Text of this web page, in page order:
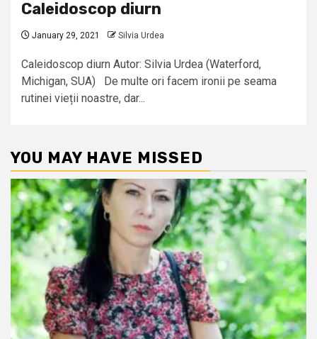
Caleidoscop diurn
January 29, 2021 Silvia Urdea
Caleidoscop diurn Autor: Silvia Urdea (Waterford,
Michigan, SUA) De multe ori facem ironii pe seama
rutinei vieții noastre, dar...
YOU MAY HAVE MISSED